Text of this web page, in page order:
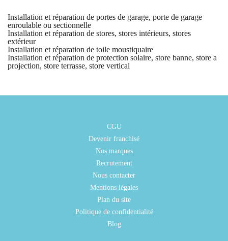
Installation et réparation de portes de garage, porte de garage
enroulable ou sectionnelle
Installation et réparation de stores, stores intérieurs, stores
extérieur
Installation et réparation de toile moustiquaire
Installation et réparation de protection solaire, store banne, store a
projection, store terrasse, store vertical
CGU
Devenir franchisé
Nos marques
Recrutement
Nous contacter
Mentions légales
Plan du site
Politique de confidentialité
Blog